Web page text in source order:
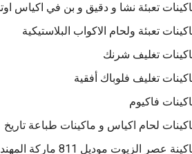
تعبئة نشا و دقيق و بن في اكياس
تعبئة ولحام الاكواب البلاستيكية
تغليف شرنك
تغليف فلوباك أفقية
فاكيوم
لحام اكياس و ماكينات طباعة تاريخ
ماكينة عصر الزيوت موديل 811